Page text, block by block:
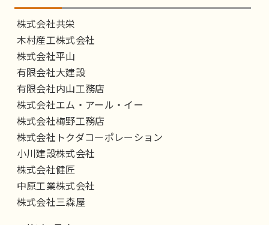
株式会社共栄
木村産工株式会社
株式会社平山
有限会社大建設
有限会社内山工務店
株式会社エム・アール・イー
株式会社梅野工務店
株式会社トクダコーポレーション
小川建設株式会社
株式会社健匠
中原工業株式会社
株式会社三森屋